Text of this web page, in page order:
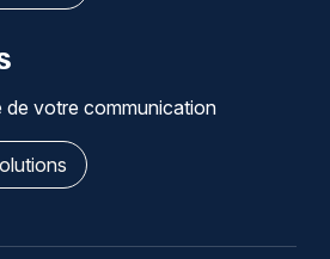
de votre communication